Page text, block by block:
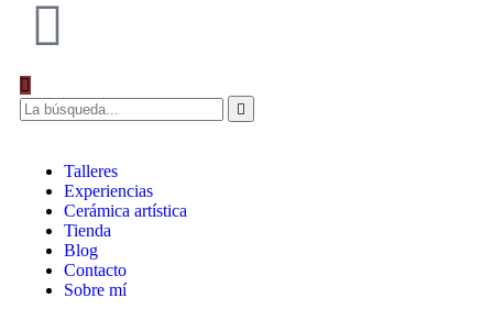
Talleres
Experiencias
Cerámica artística
Tienda
Blog
Contacto
Sobre mí